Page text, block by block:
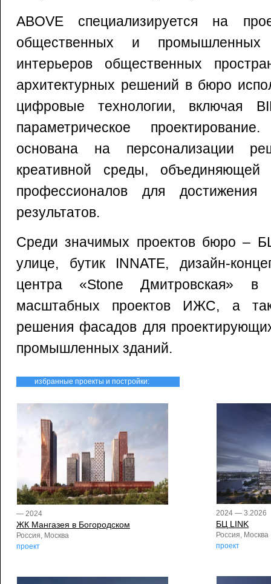
ABOVE специализируется на
общественных и
интерьеров общественных
архитектурных решений в бюро
цифровые технологии, включая
параметрическое
основана на персонализации
креативной среды, объединяющей
профессионалов для достижения
результатов.
Среди значимых проектов бюро –
улице, бутик INNATE, дизайн-
центра «Stone Дмитровская» в
масштабных проектов ИЖС, а
решения фасадов для
промышленных зданий.
избранные проекты и постройки:
— 2024
ЖК Мангазея в Богородском
Россия, Москва
проект
2024 — 3.2026
БЦ LINK
Россия, Москва
проект